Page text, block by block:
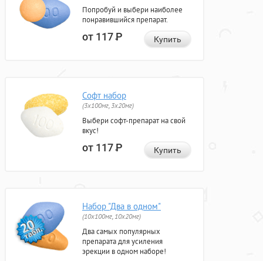
Попробуй и выбери наиболее
понравившийся препарат.
от 117Р Купить
Софт набор
(3x100мг, 3x20мг)
Выбери софт-препарат на свой
вкус!
от 117Р Купить
Набор "Два в одном"
(10x100мг, 10x20мг)
Два самых популярных
препарата для усиления
эрекции в одном наборе!